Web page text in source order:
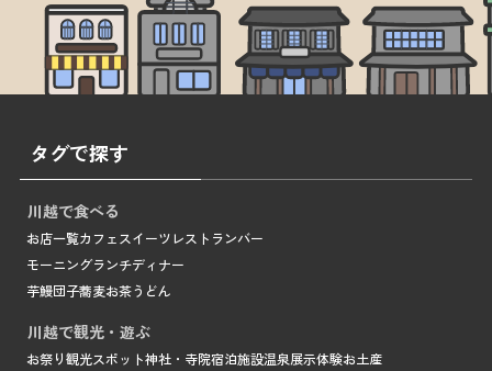
タグで探す
川越で食べる
お店一覧カフェ スイーツ レストランバー
モーニングランチディナー
芋鰻団子蕎麦お茶うどん
川越で観光・遊ぶ
お祭り 観光スポット神社・寺院宿泊施設温泉展示体験お土産